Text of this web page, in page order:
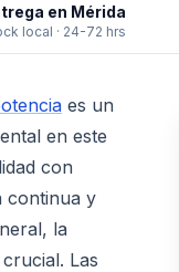
en Mérida
local · 24-72 hrs
es un
en este
con
continua y
la
Las